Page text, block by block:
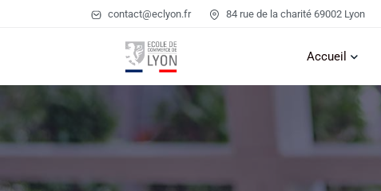
contact@eclyon.fr 84 rue de la charité 69002 Lyon
Accueil